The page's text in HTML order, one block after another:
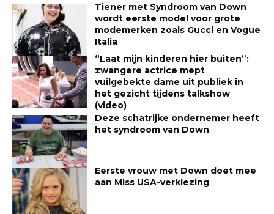
Tiener met Syndroom van Down
wordt eerste model voor grote
modemerken zoals Gucci en Vogue
Italia
“Laat mijn kinderen hier buiten”:
zwangere actrice mept
vuilgebekte dame uit publiek in
het gezicht tijdens talkshow
(video)
Deze schatrijke ondernemer heeft
het syndroom van Down
Eerste vrouw met Down doet mee
aan Miss USA-verkiezing